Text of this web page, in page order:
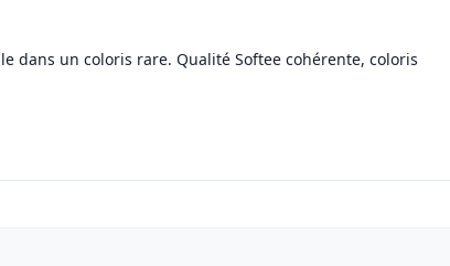
dans un coloris rare. Qualité Softee cohérente, coloris